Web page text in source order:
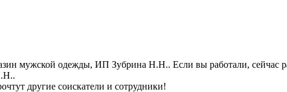
мужской одежды, ИП Зубрина Н.Н.. Если вы работали, сейчас
другие соискатели и сотрудники!